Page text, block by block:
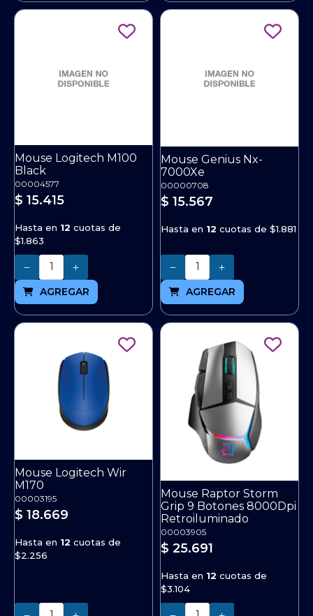
Mouse Logitech M100
Black
00004577
$ 15.415
Hasta en 12 cuotas de
$1.863
Cantidad
AGREGAR
Mouse Genius Nx-
7000Xe
00000708
$ 15.567
Hasta en 12 cuotas de $1.881
Cantidad
AGREGAR
Mouse Logitech Wir
M170
00003195
$ 18.669
Hasta en 12 cuotas de
$2.256
Cantidad
Mouse Raptor Storm
Grip 9 Botones 8000Dpi
Retroiluminado
00003905
$ 25.691
Hasta en 12 cuotas de
$3.104
Cantidad